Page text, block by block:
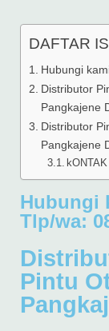
DAFTAR
Hubungi
Distributor
Pangkajene
Distributor
Pangkajene
kONTAK
Hubungi
Tlp/wa:
Pintu